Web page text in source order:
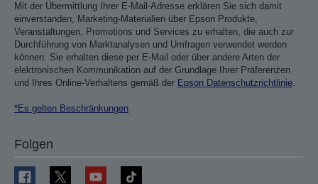
Mit der Übermittlung Ihrer E-Mail-Adresse erklären Sie sich damit
einverstanden, Marketing-Materialien über Epson Produkte,
Veranstaltungen, Promotions und Services zu erhalten, die auch zur
Durchführung von Marktanalysen und Umfragen verwendet werden
können. Sie erhalten diese per E-Mail oder über andere Arten der
elektronischen Kommunikation auf der Grundlage Ihrer Präferenzen
und Ihres Online-Verhaltens gemäß der Epson Datenschutzrichtlinie
*Es gelten Beschränkungen
Folgen